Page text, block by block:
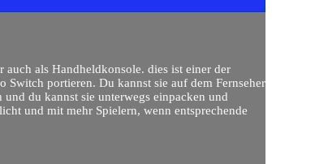
auch als Handheldkonsole. dies ist einer der
portieren. Du kannst sie auf dem Fernseher
du kannst sie unterwegs einpacken und
und mit mehr Spielern, wenn entsprechende